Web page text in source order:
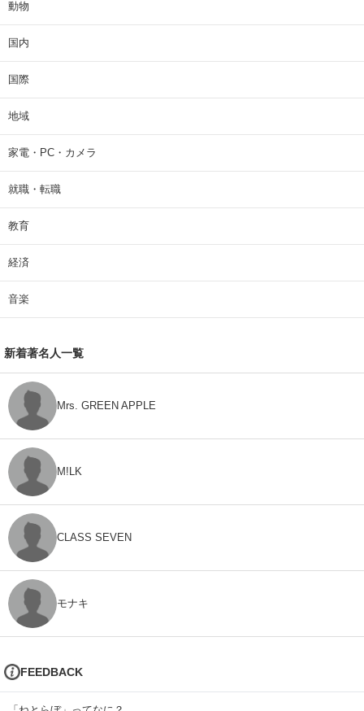
動物
国内
国際
地域
家電・PC・カメラ
就職・転職
教育
経済
音楽
新着著名人一覧
Mrs. GREEN APPLE
M!LK
CLASS SEVEN
モナキ
FEEDBACK